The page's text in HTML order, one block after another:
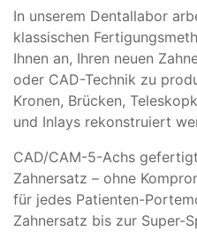
In unserem Dentallabor
klassischen
Ihnen an, Ihren neuen
oder CAD-Technik zu
Kronen, Brücken,
und Inlays rekonstruiert
CAD/CAM-5-Achs
Zahnersatz – ohne
für jedes Patienten-
Zahnersatz bis zur Super-